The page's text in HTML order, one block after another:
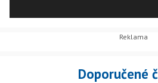
Portová byla z kandidátky v
Doporučené